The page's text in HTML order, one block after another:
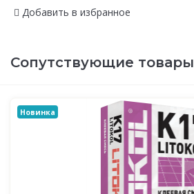
Добавить в избранное
Сопутствующие товары
Новинка